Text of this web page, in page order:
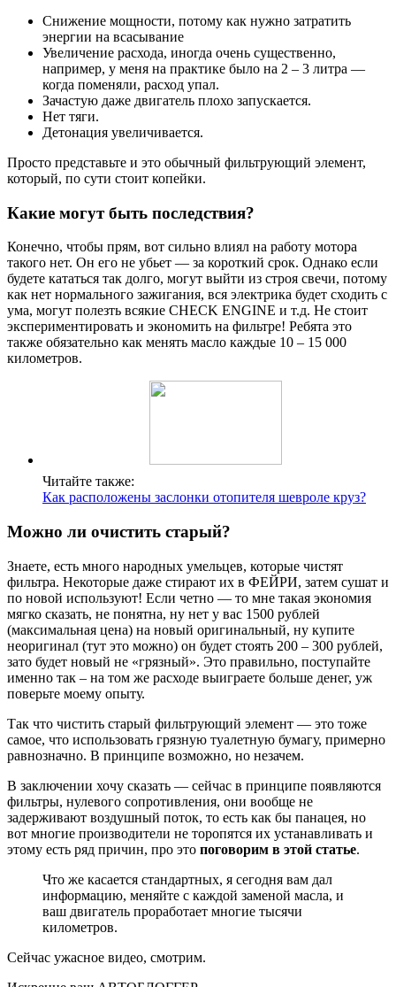
Снижение мощности, потому как нужно затратить
энергии на всасывание
Увеличение расхода, иногда очень существенно,
например, у меня на практике было на 2 – 3 литра —
когда поменяли, расход упал.
Зачастую даже двигатель плохо запускается.
Нет тяги.
Детонация увеличивается.
Просто представьте и это обычный фильтрующий элемент,
который, по сути стоит копейки.
Какие могут быть последствия?
Конечно, чтобы прям, вот сильно влиял на работу мотора
такого нет. Он его не убьет — за короткий срок. Однако если
будете кататься так долго, могут выйти из строя свечи, потому
как нет нормального зажигания, вся электрика будет сходить с
ума, могут полезть всякие CHECK ENGINE и т.д. Не стоит
экспериментировать и экономить на фильтре! Ребята это
также обязательно как менять масло каждые 10 – 15 000
километров.
Читайте также:
Как расположены заслонки отопителя шевроле круз?
Можно ли очистить старый?
Знаете, есть много народных умельцев, которые чистят
фильтра. Некоторые даже стирают их в ФЕЙРИ, затем сушат и
по новой используют! Если четно — то мне такая экономия
мягко сказать, не понятна, ну нет у вас 1500 рублей
(максимальная цена) на новый оригинальный, ну купите
неоригинал (тут это можно) он будет стоять 200 – 300 рублей,
зато будет новый не «грязный». Это правильно, поступайте
именно так – на том же расходе выиграете больше денег, уж
поверьте моему опыту.
Так что чистить старый фильтрующий элемент — это тоже
самое, что использовать грязную туалетную бумагу, примерно
равнозначно. В принципе возможно, но незачем.
В заключении хочу сказать — сейчас в принципе появляются
фильтры, нулевого сопротивления, они вообще не
задерживают воздушный поток, то есть как бы панацея, но
вот многие производители не торопятся их устанавливать и
этому есть ряд причин, про это поговорим в этой статье.
Что же касается стандартных, я сегодня вам дал
информацию, меняйте с каждой заменой масла, и
ваш двигатель проработает многие тысячи
километров.
Сейчас ужасное видео, смотрим.